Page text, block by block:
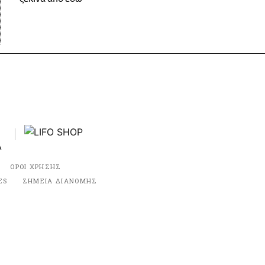
ΟΡΟΙ ΧΡΗΣΗΣ
ΣΗΜΕΙΑ ΔΙΑΝΟΜΗΣ